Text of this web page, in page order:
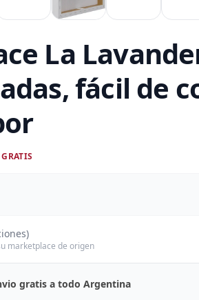
La
fácil de
marketplace de origen
gratis a todo Argentina